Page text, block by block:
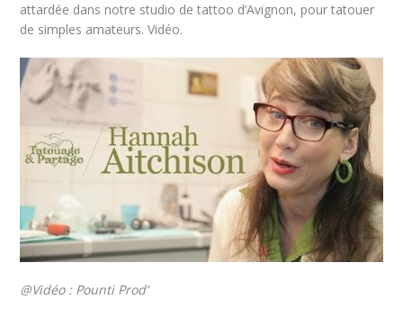
attardée dans notre studio de tattoo d’Avignon, pour tatouer
de simples amateurs. Vidéo.
@Vidéo : Pounti Prod’